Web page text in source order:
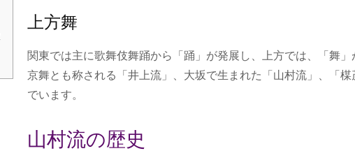
上方舞
関東では主に歌舞伎舞踊から「踊」が発展し、上方では、「舞」
京舞とも称される「井上流」、大坂で生まれた「山村流」、「
でいます。
山村流の歴史